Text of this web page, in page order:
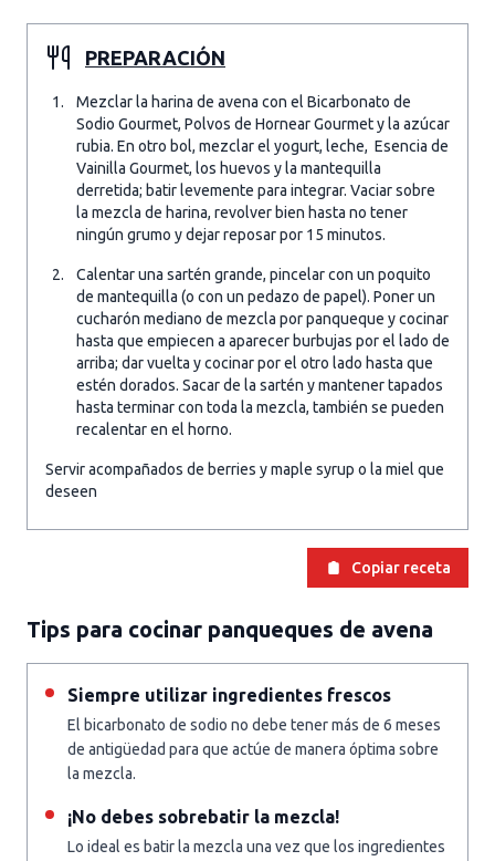
PREPARACIÓN
Mezclar la harina de avena con el Bicarbonato de
Sodio Gourmet, Polvos de Hornear Gourmet y la azúcar
rubia. En otro bol, mezclar el yogurt, leche, Esencia de
Vainilla Gourmet, los huevos y la mantequilla
derretida; batir levemente para integrar. Vaciar sobre
la mezcla de harina, revolver bien hasta no tener
ningún grumo y dejar reposar por 15 minutos.
Calentar una sartén grande, pincelar con un poquito
de mantequilla (o con un pedazo de papel). Poner un
cucharón mediano de mezcla por panqueque y cocinar
hasta que empiecen a aparecer burbujas por el lado de
arriba; dar vuelta y cocinar por el otro lado hasta que
estén dorados. Sacar de la sartén y mantener tapados
hasta terminar con toda la mezcla, también se pueden
recalentar en el horno.
Servir acompañados de berries y maple syrup o la miel que
deseen
Copiar receta
Tips para cocinar panqueques de avena
Siempre utilizar ingredientes frescos
El bicarbonato de sodio no debe tener más de 6 meses
de antigüedad para que actúe de manera óptima sobre
la mezcla.
¡No debes sobrebatir la mezcla!
Lo ideal es batir la mezcla una vez que los ingredientes